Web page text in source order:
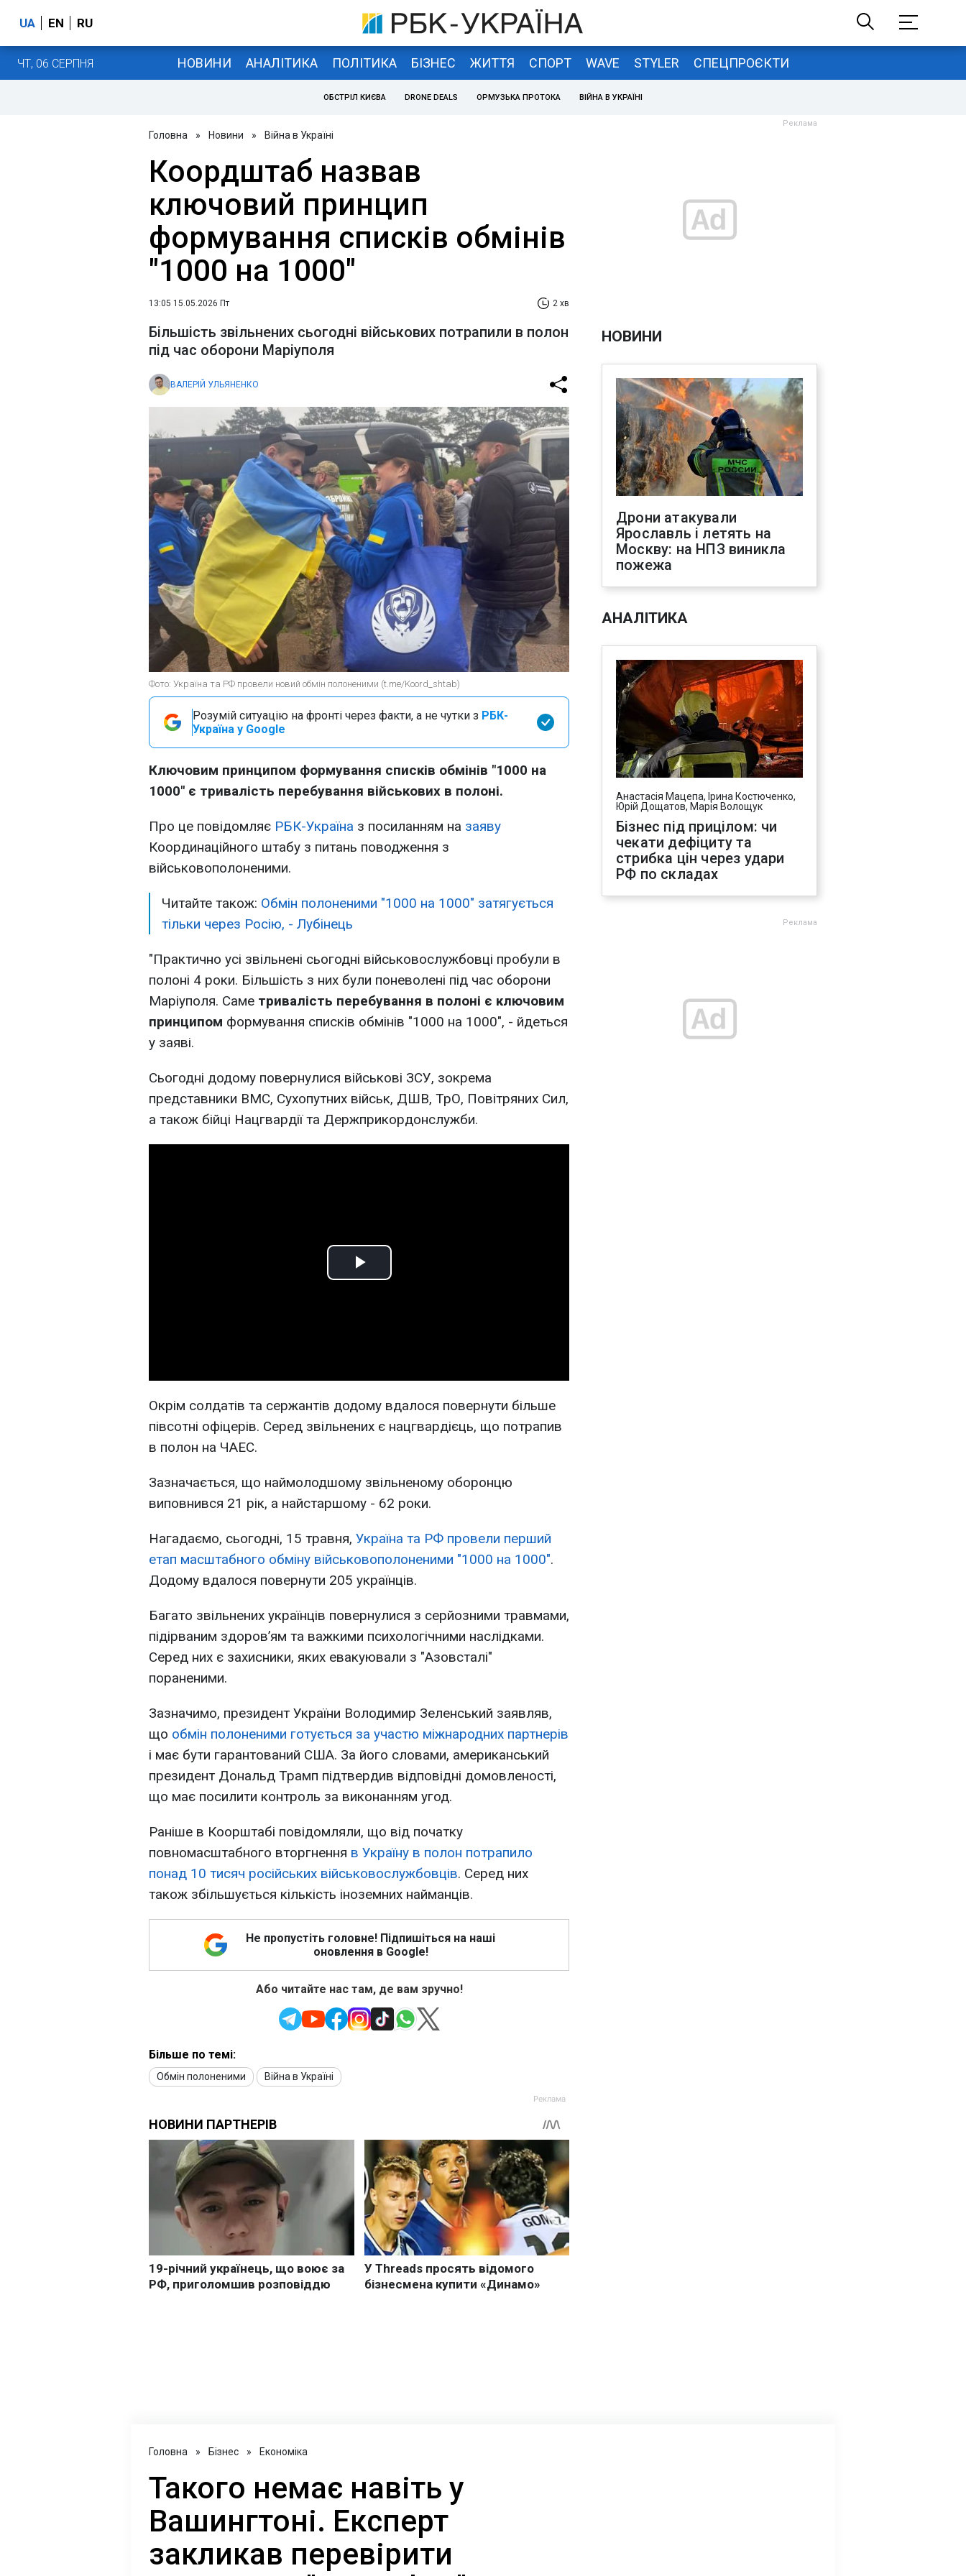
UA EN RU
ЧТ, 06 СЕРПНЯ НОВИНИ АНАЛІТИКА ПОЛІТИКА БІЗНЕС ЖИТТЯ СПОРТ WAVE STYLER СПЕЦПРОЄКТИ
ОБСТРІЛ КИЄВА DRONE DEALS ОРМУЗЬКА ПРОТОКА ВІЙНА В УКРАЇНІ
Головна » Новини » Війна в Україні
Коордштаб назвав
ключовий принцип
формування списків обмінів
"1000 на 1000"
13:05 15.05.2026 Пт 2 хв
Більшість звільнених сьогодні військових потрапили в полон
під час оборони Маріуполя
ВАЛЕРІЙ УЛЬЯНЕНКО
Фото: Україна та РФ провели новий обмін полоненими (t.me/Koord_shtab)
Розумій ситуацію на фронті через факти, а не чутки з РБК-
Україна у Google
Ключовим принципом формування списків обмінів "1000 на
1000" є тривалість перебування військових в полоні.
Про це повідомляє РБК-Україна з посиланням на заяву
Координаційного штабу з питань поводження з
військовополоненими.
Читайте також: Обмін полоненими "1000 на 1000" затягується
тільки через Росію, - Лубінець
"Практично усі звільнені сьогодні військовослужбовці пробули в
полоні 4 роки. Більшість з них були поневолені під час оборони
Маріуполя. Саме тривалість перебування в полоні є ключовим
принципом формування списків обмінів "1000 на 1000", - йдеться
у заяві.
Сьогодні додому повернулися військові ЗСУ, зокрема
представники ВМС, Сухопутних військ, ДШВ, ТрО, Повітряних Сил,
а також бійці Нацгвардії та Держприкордонслужби.
Play
Окрім солдатів та сержантів додому вдалося повернути більше
півсотні офіцерів. Серед звільнених є нацгвардієць, що потрапив
в полон на ЧАЕС.
Зазначається, що наймолодшому звільненому оборонцю
виповнився 21 рік, а найстаршому - 62 роки.
Нагадаємо, сьогодні, 15 травня, Україна та РФ провели перший
етап масштабного обміну військовополоненими "1000 на 1000".
Додому вдалося повернути 205 українців.
Багато звільнених українців повернулися з серйозними травмами,
підірваним здоров’ям та важкими психологічними наслідками.
Серед них є захисники, яких евакуювали з "Азовсталі"
пораненими.
Зазначимо, президент України Володимир Зеленський заявляв,
що обмін полоненими готується за участю міжнародних партнерів
і має бути гарантований США. За його словами, американський
президент Дональд Трамп підтвердив відповідні домовленості,
що має посилити контроль за виконанням угод.
Раніше в Коорштабі повідомляли, що від початку
повномасштабного вторгнення в Україну в полон потрапило
понад 10 тисяч російських військовослужбовців. Серед них
також збільшується кількість іноземних найманців.
Не пропустіть головне! Підпишіться на наші
оновлення в Google!
Або читайте нас там, де вам зручно!
Більше по темі:
Обмін полоненими Війна в Україні
НОВИНИ
Дрони атакували
Ярославль і летять на
Москву: на НПЗ виникла
пожежа
АНАЛІТИКА
Анастасія Мацепа, Ірина Костюченко,
Юрій Дощатов, Марія Волощук
Бізнес під прицілом: чи
чекати дефіциту та
стрибка цін через удари
РФ по складах
Головна » Бізнес » Економіка
Такого немає навіть у
Вашингтоні. Експерт
закликав перевірити